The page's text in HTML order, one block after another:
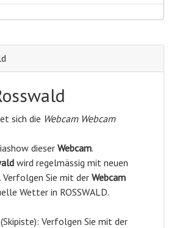
sich die Webcam Webcam
dieser Webcam.
wird regelmässig mit neuen
Sie mit der Webcam
Wetter in ROSSWALD.
(Skipiste): Verfolgen Sie mit der